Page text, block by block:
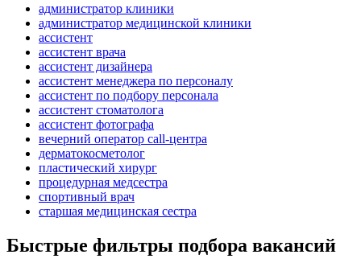
администратор клиники
администратор медицинской клиники
ассистент
ассистент врача
ассистент дизайнера
ассистент менеджера по персоналу
ассистент по подбору персонала
ассистент стоматолога
ассистент фотографа
вечерний оператор call-центра
дерматокосметолог
пластический хирург
процедурная медсестра
спортивный врач
старшая медицинская сестра
Быстрые фильтры подбора вакансий